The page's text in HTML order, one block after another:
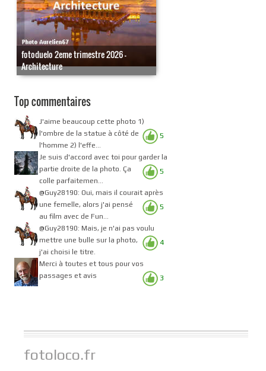
fotoduelo 2eme trimestre 2026 -
Architecture
Top commentaires
5
J'aime beaucoup cette photo 1)
l'ombre de la statue à côté de
l'homme 2) l'effe...
5
Je suis d'accord avec toi pour garder la
partie droite de la photo. Ça
colle parfaitemen...
5
@Guy28190: Oui, mais il courait après
une femelle, alors j'ai pensé
au film avec de Fun...
4
@Guy28190: Mais, je n'ai pas voulu
mettre une bulle sur la photo,
j'ai choisi le titre.
3
Merci à toutes et tous pour vos
passages et avis
fotoloco.fr